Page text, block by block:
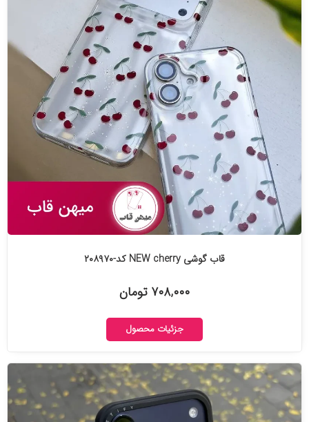
قاب گوشی NEW cherry کد-۲۰۸۹۷۰
۷۰۸,۰۰۰ تومان
جزئیات محصول